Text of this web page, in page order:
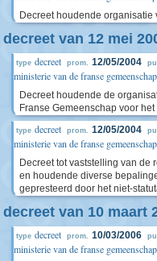
Decreet houdende
decreet van 12 mei
type decreet prom. 12/05/2004
ministerie van de franse gemeenschap
Decreet houdende de
Franse Gemeenschap voor
type decreet prom. 12/05/2004
ministerie van de franse gemeenschap
Decreet tot vaststelling van de
en houdende diverse
gepresteerd door het niet-
decreet van 10 maart
type decreet prom. 10/03/2006
ministerie van de franse gemeenschap